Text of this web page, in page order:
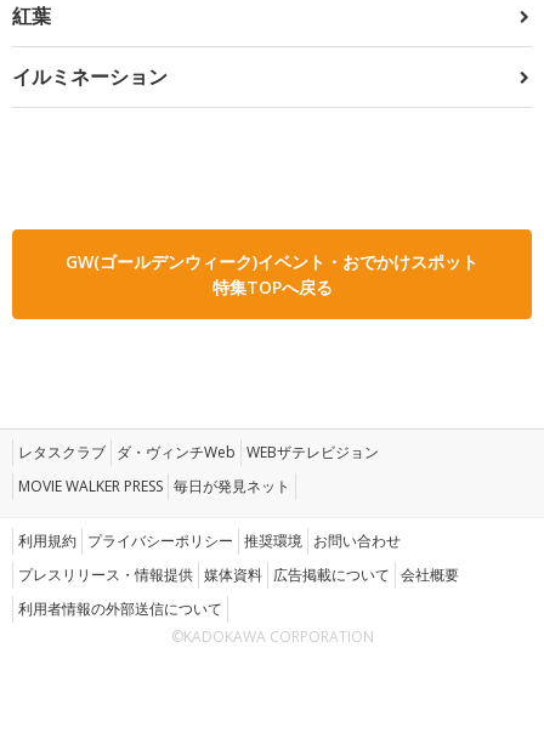
紅葉
イルミネーション
GW(ゴールデンウィーク)イベント・おでかけスポット
特集TOPへ戻る
レタスクラブ ダ・ヴィンチWeb WEBザテレビジョン
MOVIE WALKER PRESS 毎日が発見ネット
利用規約 プライバシーポリシー 推奨環境 お問い合わせ
プレスリリース・情報提供 媒体資料 広告掲載について 会社概要
利用者情報の外部送信について
©KADOKAWA CORPORATION